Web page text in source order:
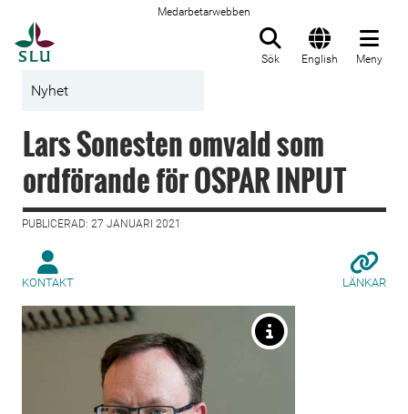
Medarbetarwebben
Sök English Meny
Nyhet
Lars Sonesten omvald som
ordförande för OSPAR INPUT
PUBLICERAD: 27 JANUARI 2021
KONTAKT LÄNKAR